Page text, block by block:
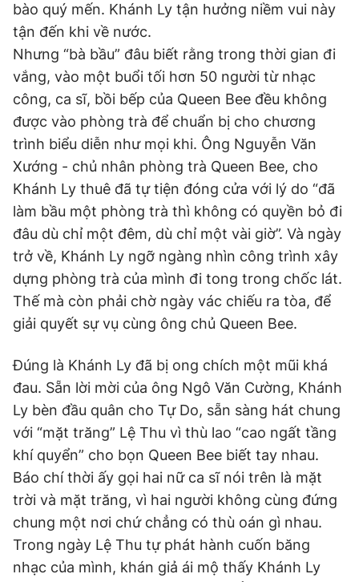
Tổng biên tập: Nguyễn Ngọc Toàn
Phó tổng biên tập thường trực: Hải Thành
Phó tổng biên tập: Lâm Hiếu Dũng
Phó tổng biên tập: Trần Việt Hưng
Tổng thư ký tòa soạn: Đức Trung
Giấy phép xuất bản số 110/GP - BTTTT cấp ngày 24.3.2020
© 2003-2026 Bản quyền thuộc về Báo Thanh Niên. Cấm sao
chép dưới mọi hình thức nếu không có sự chấp thuận bằng văn
bản. Phát triển bởi ePi Technologies, JSC.
bào quý mến. Khánh Ly tận hưởng niềm vui này
tận đến khi về nước.
Nhưng “bà bầu” đâu biết rằng trong thời gian đi
vắng, vào một buổi tối hơn 50 người từ nhạc
công, ca sĩ, bồi bếp của Queen Bee đều không
được vào phòng trà để chuẩn bị cho chương
trình biểu diễn như mọi khi. Ông Nguyễn Văn
Xướng - chủ nhân phòng trà Queen Bee, cho
Khánh Ly thuê đã tự tiện đóng cửa với lý do “đã
làm bầu một phòng trà thì không có quyền bỏ đi
đâu dù chỉ một đêm, dù chỉ một vài giờ”. Và ngày
trở về, Khánh Ly ngỡ ngàng nhìn công trình xây
dựng phòng trà của mình đi tong trong chốc lát.
Thế mà còn phải chờ ngày vác chiếu ra tòa, để
giải quyết sự vụ cùng ông chủ Queen Bee.
Đúng là Khánh Ly đã bị ong chích một mũi khá
đau. Sẵn lời mời của ông Ngô Văn Cường, Khánh
Ly bèn đầu quân cho Tự Do, sẵn sàng hát chung
với “mặt trăng” Lệ Thu vì thù lao “cao ngất tầng
khí quyển” cho bọn Queen Bee biết tay nhau.
Báo chí thời ấy gọi hai nữ ca sĩ nói trên là mặt
trời và mặt trăng, vì hai người không cùng đứng
chung một nơi chứ chẳng có thù oán gì nhau.
Trong ngày Lệ Thu tự phát hành cuốn băng
nhạc của mình, khán giả ái mộ thấy Khánh Ly